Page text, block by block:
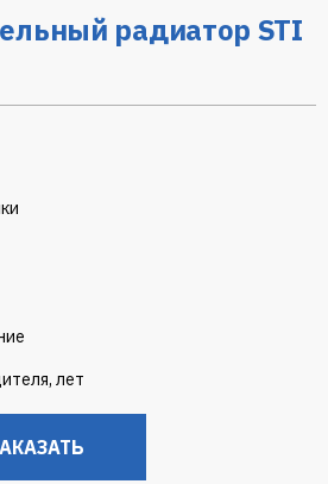
радиатор STI
лет